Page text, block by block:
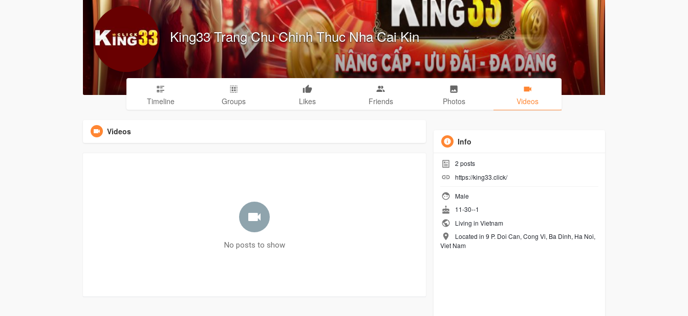
King33 Trang Chu Chinh Thuc Nha Cai Kin
Timeline Groups Likes Friends Photos Videos
Videos
No posts to show
Info
2 posts
https://king33.click/
Male
11-30--1
Living in Vietnam
Located in 9 P. Doi Can, Cong Vi, Ba Dinh, Ha Noi,
Viet Nam